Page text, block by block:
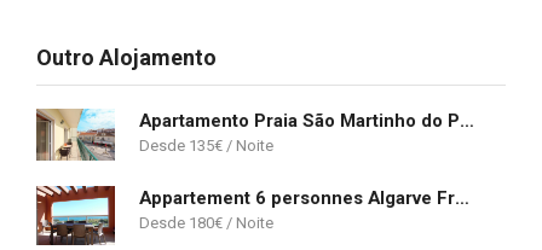
Outro Alojamento
Apartamento Praia São Martinho do Porto
135€
Appartement 6 personnes Algarve Front de Mer Praia Da Rocha
180€